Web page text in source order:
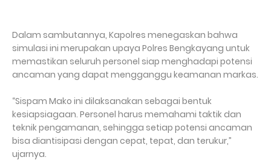
Dalam sambutannya, Kapolres menegaskan bahwa
simulasi ini merupakan upaya Polres Bengkayang untuk
memastikan seluruh personel siap menghadapi potensi
ancaman yang dapat mengganggu keamanan markas.
“Sispam Mako ini dilaksanakan sebagai bentuk
kesiapsiagaan. Personel harus memahami taktik dan
teknik pengamanan, sehingga setiap potensi ancaman
bisa diantisipasi dengan cepat, tepat, dan terukur,”
ujarnya.